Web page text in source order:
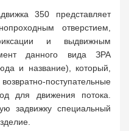
350 представляет
отверстием,
и выдвижным
данного вида ЗРА
и название), который,
поступательные
для движения потока.
задвижку специальный